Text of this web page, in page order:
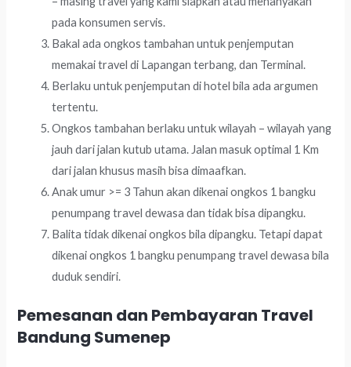
pada konsumen servis.
Bakal ada ongkos tambahan untuk penjemputan
memakai travel di Lapangan terbang, dan Terminal.
Berlaku untuk penjemputan di hotel bila ada argumen
tertentu.
Ongkos tambahan berlaku untuk wilayah – wilayah yang
jauh dari jalan kutub utama. Jalan masuk optimal 1 Km
dari jalan khusus masih bisa dimaafkan.
Anak umur >= 3 Tahun akan dikenai ongkos 1 bangku
penumpang travel dewasa dan tidak bisa dipangku.
Balita tidak dikenai ongkos bila dipangku. Tetapi dapat
dikenai ongkos 1 bangku penumpang travel dewasa bila
duduk sendiri.
Pemesanan dan Pembayaran Travel
Bandung Sumenep